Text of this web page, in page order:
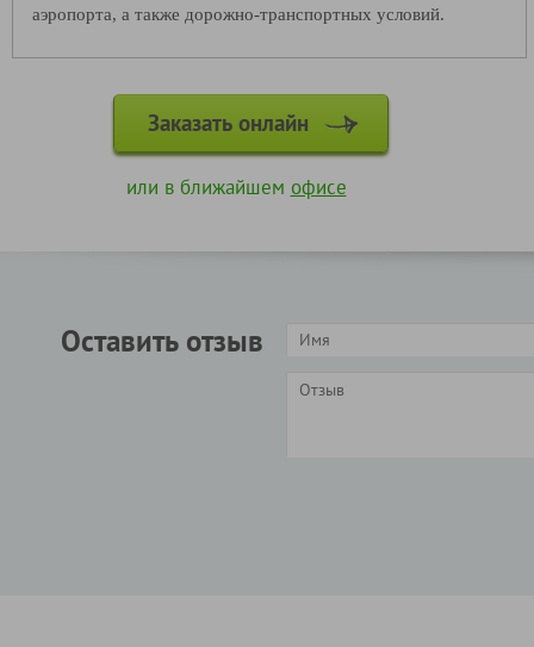
аэропорта, а также дорожно-транспортных условий.
Заказать онлайн
или в ближайшем офисе
Оставить отзыв